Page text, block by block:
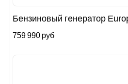
Бензиновый генератор
759 990 руб